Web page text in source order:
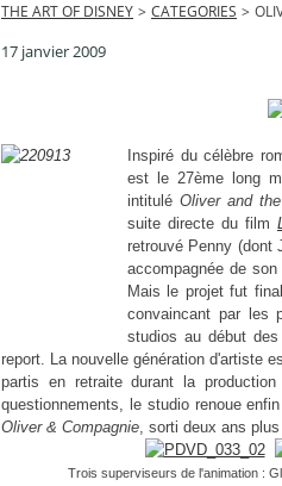
THE ART OF DISNEY > CATEGORIES >
17 janvier 2009
Inspiré du célèbre
est le 27ème long
intitulé Oliver and
suite directe du film
retrouvé Penny (dont
accompagnée de
Mais le projet fut
convaincant par les
studios au début
report. La nouvelle génération d'artiste
partis en retraite durant la production
questionnements, le studio renoue
Oliver & Compagnie, sorti deux ans
Trois superviseurs de l'animation :